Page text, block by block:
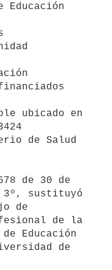
ubicado en
de Salud
de 30 de
sustituyó
de
de la
Educación
de